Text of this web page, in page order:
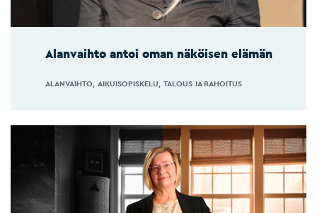
Alanvaihto antoi oman näköisen elämän
ALANVAIHTO AIKUISOPISKELU TALOUS JA RAHOITUS